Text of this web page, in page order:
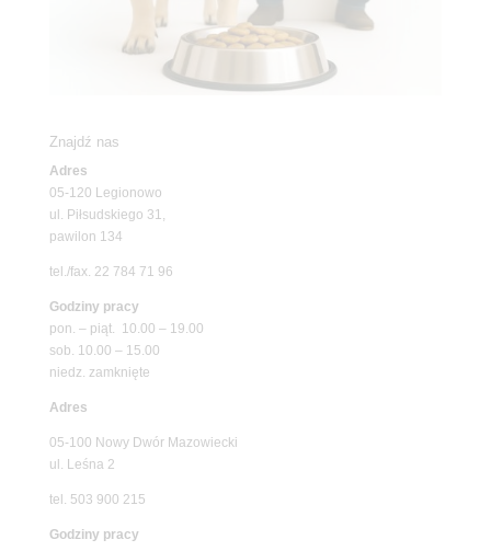
Znajdź nas
Adres
05-120 Legionowo
ul. Piłsudskiego 31,
pawilon 134
tel./fax. 22 784 71 96
Godziny pracy
pon. – piąt. 10.00 – 19.00
sob. 10.00 – 15.00
niedz. zamknięte
Adres
05-100 Nowy Dwór Mazowiecki
ul. Leśna 2
tel. 503 900 215
Godziny pracy